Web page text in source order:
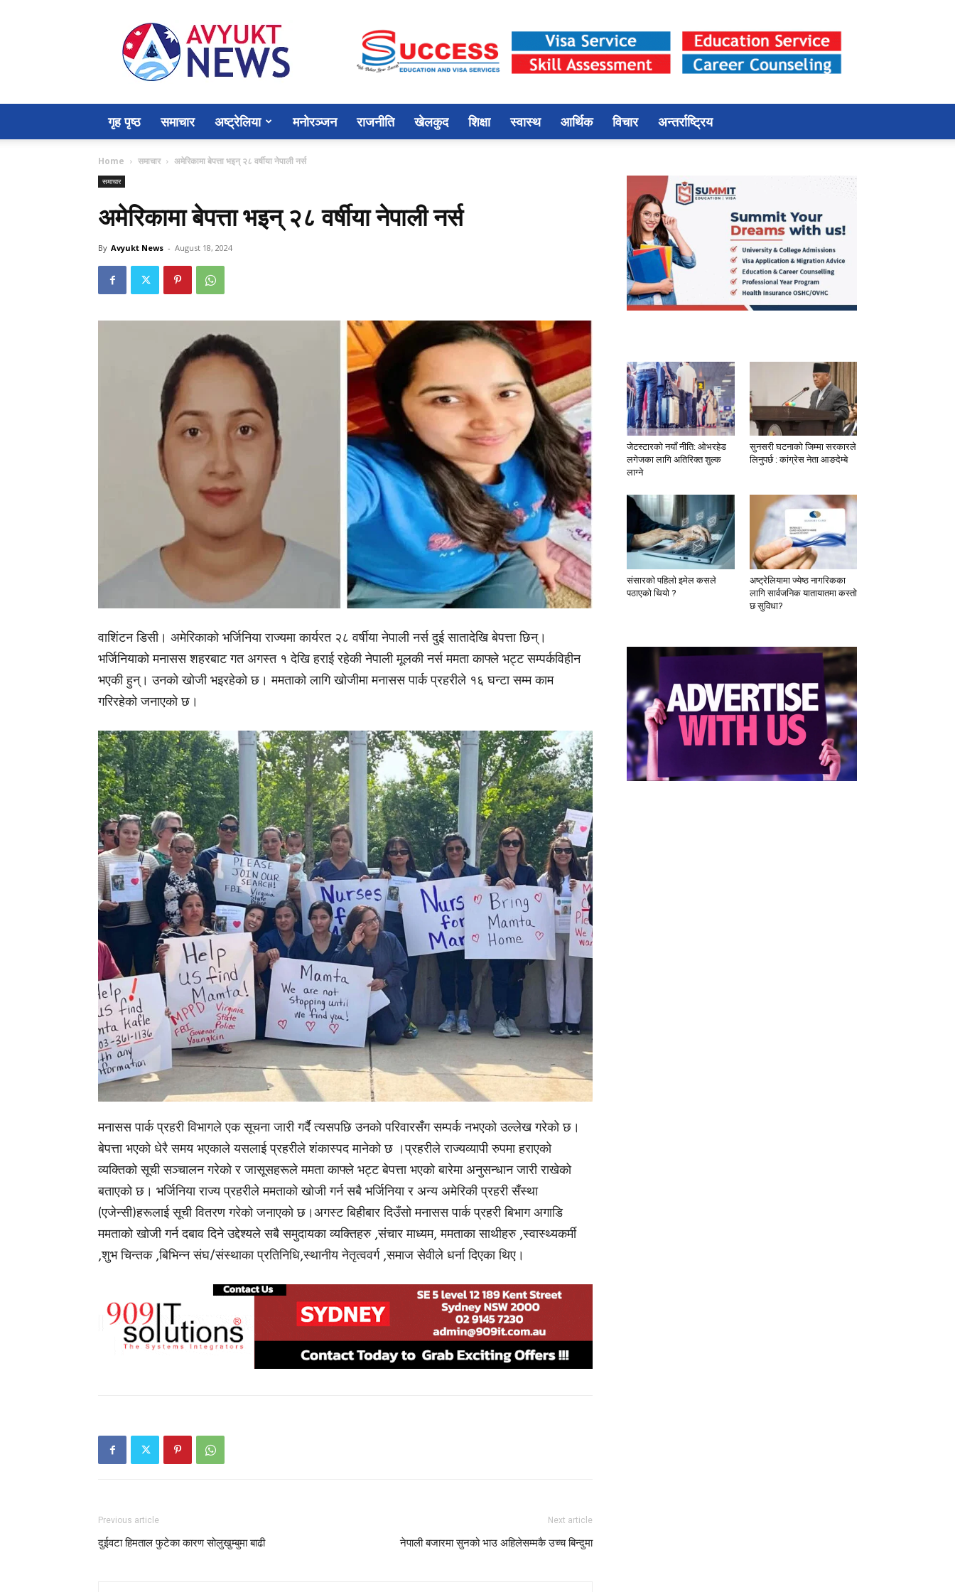
Avyukt
News
गृह पृष्ठ समाचार अष्ट्रेलिया मनोरञ्जन राजनीति खेलकुद शिक्षा स्वास्थ आर्थिक विचार अन्तर्राष्ट्रिय
Home समाचार अमेरिकामा बेपत्ता भइन् २८ वर्षीया नेपाली नर्स
समाचार
अमेरिकामा बेपत्ता भइन् २८ वर्षीया नेपाली नर्स
By Avyukt News - August 18, 2024
वाशिंटन डिसी। अमेरिकाको भर्जिनिया राज्यमा कार्यरत २८ वर्षीया नेपाली नर्स दुई सातादेखि बेपत्ता छिन्।
भर्जिनियाको मनासस शहरबाट गत अगस्त १ देखि हराई रहेकी नेपाली मूलकी नर्स ममता काफ्ले भट्ट सम्पर्कविहीन
भएकी हुन्। उनकाे खाेजी भइरहेकाे छ। ममताको लागि खोजीमा मनासस पार्क प्रहरीले १६ घन्टा सम्म काम
गरिरहेको जनाएकाे छ।
मनासस पार्क प्रहरी विभागले एक सूचना जारी गर्दै त्यसपछि उनको परिवारसँग सम्पर्क नभएको उल्लेख गरेको छ।
बेपत्ता भएको धेरै समय भएकाले यसलाई प्रहरीले शंकास्पद मानेको छ ।प्रहरीले राज्यव्यापी रुपमा हराएको
व्यक्तिको सूची सञ्चालन गरेको र जासूसहरूले ममता काफ्ले भट्ट बेपत्ता भएको बारेमा अनुसन्धान जारी राखेको
बताएको छ। भर्जिनिया राज्य प्रहरीले ममताको खाेजी गर्न सबै भर्जिनिया र अन्य अमेरिकी प्रहरी सँस्था
(एजेन्सी)हरूलाई सूची वितरण गरेको जनाएकाे छ।अगस्ट बिहीबार दिउँसो मनासस पार्क प्रहरी बिभाग अगाडि
ममताकाे खाेजी गर्न दबाव दिने उद्देश्यले सबै समुदायका व्यक्तिहरु ,संचार माध्यम, ममताका साथीहरु ,स्वास्थ्यकर्मी
,शुभ चिन्तक ,बिभिन्न संघ/संस्थाका प्रतिनिधि,स्थानीय नेतृत्ववर्ग ,समाज सेवीले धर्ना दिएका थिए।
Previous article
दुईवटा हिमताल फुटेका कारण सोलुखुम्बुमा बाढी
Next article
नेपाली बजारमा सुनको भाउ अहिलेसम्मकै उच्च बिन्दुमा
जेटस्टारको नयाँ नीति: ओभरहेड
लगेजका लागि अतिरिक्त शुल्क
लाग्ने
सुनसरी घटनाको जिम्मा सरकारले
लिनुपर्छ : कांग्रेस नेता आङदेम्बे
संसारको पहिलो इमेल कसले
पठाएको थियो ?
अष्ट्रेलियामा ज्येष्ठ नागरिकका
लागि सार्वजनिक यातायातमा कस्तो
छ सुविधा?